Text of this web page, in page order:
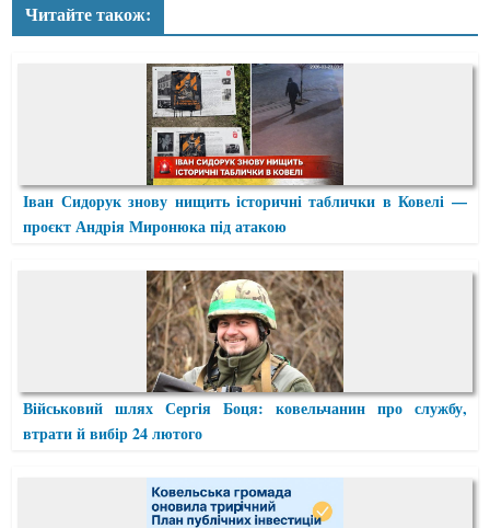
Читайте також:
Іван Сидорук знову нищить історичні таблички в Ковелі —
проєкт Андрія Миронюка під атакою
Військовий шлях Сергія Боця: ковельчанин про службу,
втрати й вибір 24 лютого